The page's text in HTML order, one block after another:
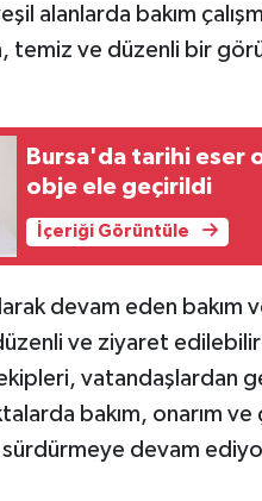
alanlarda bakım
temiz ve düzenli bir
Bursa'da tarihi eser
obje ele geçirildi
İçeriği Görüntüle
devam eden bakım
ve ziyaret
vatandaşlardan
bakım, onarım ve
devam